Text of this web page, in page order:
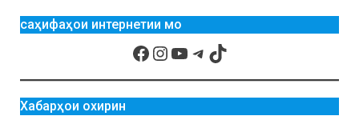
саҳифаҳои интернетии мо
Хабарҳои охирин